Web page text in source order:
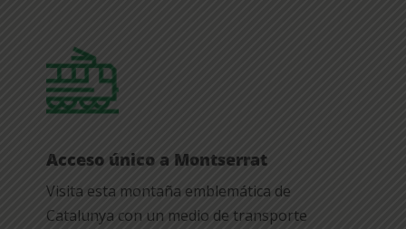
Acceso único a Montserrat
Visita esta montaña emblemática de
Catalunya con un medio de transporte